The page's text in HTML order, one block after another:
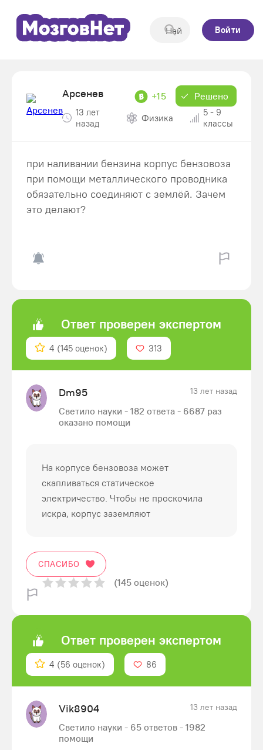
Войти
Арсенев +15 Решено
13 лет
назад
Физика
5 - 9
классы
при наливании бензина корпус бензовоза
при помощи металлического проводника
обязательно соединяют с землёй. Зачем
это делают?
Ответ проверен экспертом
4 (145 оценок) 313
Dm95 13 лет назад
Светило науки - 182 ответа - 6687 раз
оказано помощи
На корпусе бензовоза может
скапливаться статическое
электричество. Чтобы не проскочила
искра, корпус заземляют
СПАСИБО
(145 оценок)
Ответ проверен экспертом
4 (56 оценок) 86
Vik8904 13 лет назад
Светило науки - 65 ответов - 1982
помощи